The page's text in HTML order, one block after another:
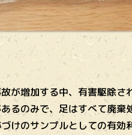
が増加する中、有害駆除さ
るのみで、足はすべて廃棄
けのサンプルとしての有効